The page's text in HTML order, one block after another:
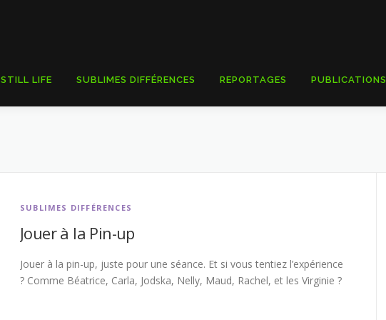
STILL LIFE SUBLIMES DIFFÉRENCES REPORTAGES PUBLICATIONS
SUBLIMES DIFFÉRENCES
Jouer à la Pin-up
Jouer à la pin-up, juste pour une séance. Et si vous tentiez l’expérience
? Comme Béatrice, Carla, Jodska, Nelly, Maud, Rachel, et les Virginie ?